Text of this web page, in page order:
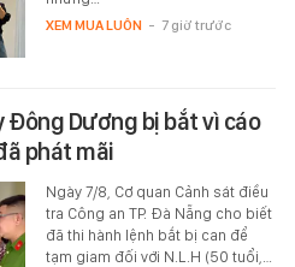
XEM MUA LUÔN - 7 giờ trước
Đông Dương bị bắt vì cáo
phát mãi
Ngày 7/8, Cơ quan Cảnh sát điều
tra Công an TP. Đà Nẵng cho biết
đã thi hành lệnh bắt bị can để
tạm giam đối với N.L.H (50 tuổi,…